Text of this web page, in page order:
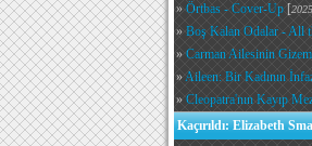
» Örtbas - Cover-Up [2025
» Boş Kalan Odalar - All
» Carman Ailesinin
»Aileen: Bir Kadının
» Cleopatra'nın Kayıp
Kaçırıldı: Elizabeth